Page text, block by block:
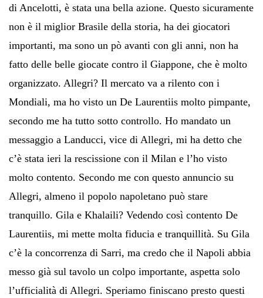
di Ancelotti, è stata una bella azione. Questo sicuramente
non è il miglior Brasile della storia, ha dei giocatori
importanti, ma sono un pò avanti con gli anni, non ha
fatto delle belle giocate contro il Giappone, che è molto
organizzato. Allegri? Il mercato va a rilento con i
Mondiali, ma ho visto un De Laurentiis molto pimpante,
secondo me ha tutto sotto controllo. Ho mandato un
messaggio a Landucci, vice di Allegri, mi ha detto che
c’è stata ieri la rescissione con il Milan e l’ho visto
molto contento. Secondo me con questo annuncio su
Allegri, almeno il popolo napoletano può stare
tranquillo. Gila e Khalaili? Vedendo così contento De
Laurentiis, mi mette molta fiducia e tranquillità. Su Gila
c’è la concorrenza di Sarri, ma credo che il Napoli abbia
messo già sul tavolo un colpo importante, aspetta solo
l’ufficialità di Allegri. Speriamo finiscano presto questi